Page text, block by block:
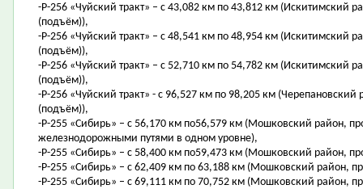
-Р-256 «Чуйский тракт» – с 43,082 км по 43,812 км (Искитимский
(подъём)),
-Р-256 «Чуйский тракт» – с 48,541 км по 48,954 км (Искитимский
(подъём)),
-Р-256 «Чуйский тракт» – с 52,710 км по 54,782 км (Искитимский
(подъём)),
-Р-256 «Чуйский тракт» - с 96,527 км по 98,205 км (Черепановский
(подъём)),
-Р-255 «Сибирь» – с 56,170 км по56,579 км (Мошковский район,
железнодорожными путями в одном уровне),
-Р-255 «Сибирь» – с 58,400 км по59,473 км (Мошковский район,
-Р-255 «Сибирь» – с 62,409 км по 63,188 км (Мошковский район,
-Р-255 «Сибирь» – с 69,111 км по 70,752 км (Мошковский район,